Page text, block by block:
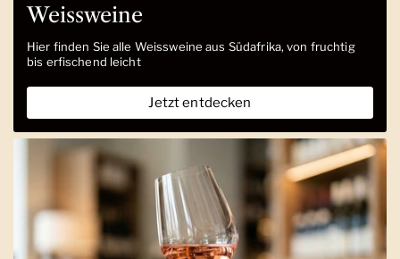
Weissweine
Hier finden Sie alle Weissweine aus Südafrika, von fruchtig
bis erfischend leicht
Jetzt entdecken